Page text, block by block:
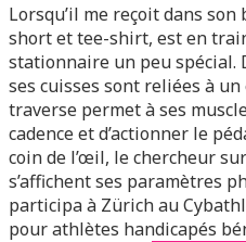
Lorsqu’il me reçoit dans
short et tee-shirt, est en
stationnaire un peu spécial.
ses cuisses sont reliées à
traverse permet à ses
cadence et d’actionner le
coin de l’œil, le chercheur
s’affichent ses paramètres
participa à Zürich au
pour athlètes handicapés